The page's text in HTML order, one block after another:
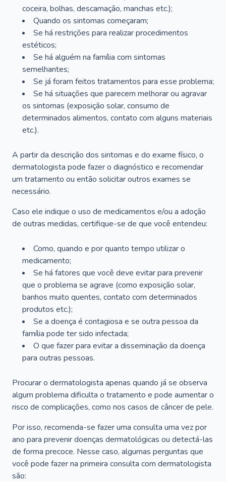
coceira, bolhas, descamação, manchas etc.);
Quando os sintomas começaram;
Se há restrições para realizar procedimentos
estéticos;
Se há alguém na família com sintomas
semelhantes;
Se já foram feitos tratamentos para esse problema;
Se há situações que parecem melhorar ou agravar
os sintomas (exposição solar, consumo de
determinados alimentos, contato com alguns materiais
etc.).
A partir da descrição dos sintomas e do exame físico, o
dermatologista pode fazer o diagnóstico e recomendar
um tratamento ou então solicitar outros exames se
necessário.
Caso ele indique o uso de medicamentos e/ou a adoção
de outras medidas, certifique-se de que você entendeu:
Como, quando e por quanto tempo utilizar o
medicamento;
Se há fatores que você deve evitar para prevenir
que o problema se agrave (como exposição solar,
banhos muito quentes, contato com determinados
produtos etc.);
Se a doença é contagiosa e se outra pessoa da
família pode ter sido infectada;
O que fazer para evitar a disseminação da doença
para outras pessoas.
Procurar o dermatologista apenas quando já se observa
algum problema dificulta o tratamento e pode aumentar o
risco de complicações, como nos casos de câncer de pele.
Por isso, recomenda-se fazer uma consulta uma vez por
ano para prevenir doenças dermatológicas ou detectá-las
de forma precoce. Nesse caso, algumas perguntas que
você pode fazer na primeira consulta com dermatologista
são: